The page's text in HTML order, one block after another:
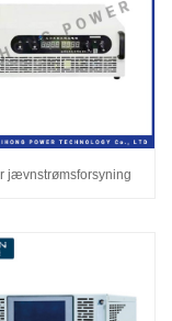
jævnstrømsforsyning